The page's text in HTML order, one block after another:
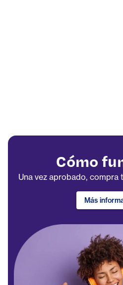
Cómo
Una vez aprobado,
Más